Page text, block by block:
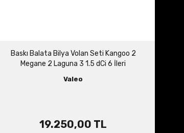
Baskı Balata Bilya Volan Seti Kangoo 2
Megane 2 Laguna 3 1.5 dCi 6 İleri
Valeo
19.250,00 TL